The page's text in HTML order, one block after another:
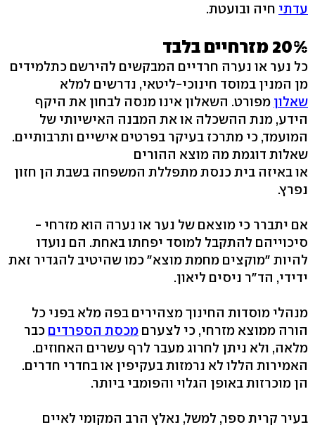
עדתי חיה ובועטת.
20% מזרחיים בלבד
כל נער או נערה חרדיים המבקשים להירשם כתלמידים
מן המנין במוסד חינוכי-ליטאי, נדרשים למלא
שאלון מפורט. השאלון אינו מנסה לבחון את היקף
הידע, מנת ההשכלה או את המבנה האישיותי של
המועמד, כי מתרכז בעיקר בפרטים אישיים ותרבותיים.
שאלות דוגמת מה מוצא ההורים
או באיזה בית כנסת מתפללת המשפחה בשבת הן חזון
נפרץ.
אם יתברר כי מוצאם של נער או נערה הוא מזרחי -
סיכוייהם להתקבל למוסד יפחתו באחת. הם נועדו
להיות "מוקצים מחמת מוצא" כמו שהיטיב להגדיר זאת
ידידי, הד"ר ניסים ליאון.
מנהלי מוסדות החינוך מצהירים בפה מלא בפני כל
הורה ממוצא מזרחי, כי לצערם מכסת הספרדים כבר
מלאה, ולא ניתן לחרוג מעבר לרף עשרים האחוזים.
האמירות הללו לא נרמזות בעקיפין או בחדרי חדרים.
הן מוכרזות באופן הגלוי והפומבי ביותר.
בעיר קרית ספר, למשל, נאלץ הרב המקומי לאיים